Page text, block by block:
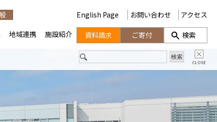
地域連携 施設紹介
English Page お問い合わせ アクセス
資料請求 ご寄付 検索